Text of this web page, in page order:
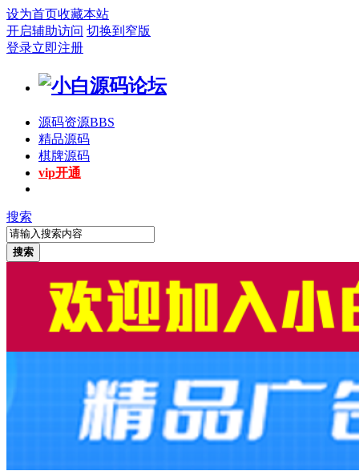
设为首页收藏本站
开启辅助访问 切换到窄版
登录立即注册
源码资源BBS
精品源码
棋牌源码
vip开通
搜索
搜索